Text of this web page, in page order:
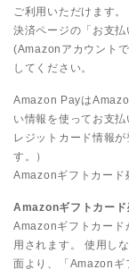
ご利用いただけます。
決済ページの「お支
(Amazonアカウント
してください。
Amazon Payは
い情報を使ってお支
レジットカード情報
す。）
Amazonギフトカード
Amazonギフトカード
Amazonギフトカード
用されます。 使用し
面より、「Amazonギ